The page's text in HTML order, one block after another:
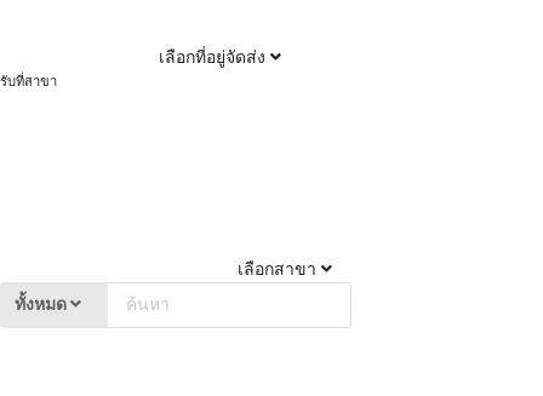
เลือกที่อยู่จัดส่ง
รับที่สาขา
เลือกสาขา
ทั้งหมด